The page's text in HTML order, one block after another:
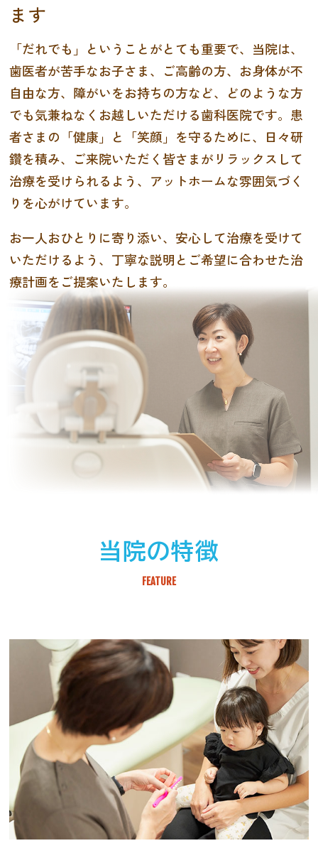
ます
「だれでも」ということがとても重要で、当院は、
歯医者が苦手なお子さま、ご高齢の方、お身体が不
自由な方、障がいをお持ちの方など、どのような方
でも気兼ねなくお越しいただける歯科医院です。患
者さまの「健康」と「笑顔」を守るために、日々研
鑽を積み、ご来院いただく皆さまがリラックスして
治療を受けられるよう、アットホームな雰囲気づく
りを心がけています。
お一人おひとりに寄り添い、安心して治療を受けて
いただけるよう、丁寧な説明とご希望に合わせた治
療計画をご提案いたします。
当院の特徴
FEATURE